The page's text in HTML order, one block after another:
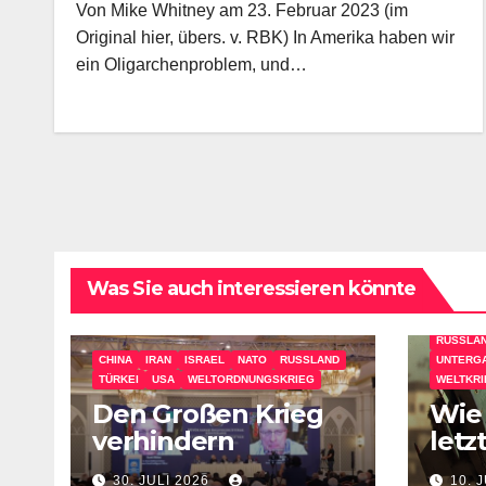
Von Mike Whitney am 23. Februar 2023 (im
Original hier, übers. v. RBK) In Amerika haben wir
ein Oligarchenproblem, und…
Was Sie auch interessieren könnte
CHINA IRAN ISRAEL NATO
RUSSLAND
TÜRKEI
USA WELTORDNUNGSKRIEG
Den Großen Krieg
verhindern
30. JULI 2026
Wie
10.